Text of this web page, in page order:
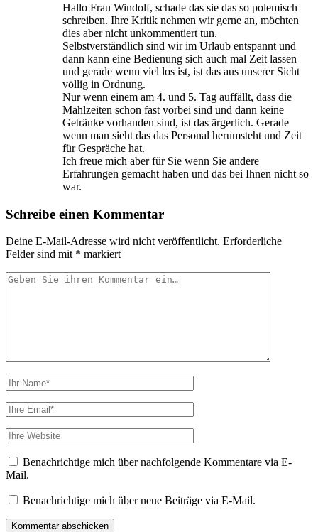
Hallo Frau Windolf, schade das sie das so polemisch
schreiben. Ihre Kritik nehmen wir gerne an, möchten
dies aber nicht unkommentiert tun.
Selbstverständlich sind wir im Urlaub entspannt und
dann kann eine Bedienung sich auch mal Zeit lassen
und gerade wenn viel los ist, ist das aus unserer Sicht
völlig in Ordnung.
Nur wenn einem am 4. und 5. Tag auffällt, dass die
Mahlzeiten schon fast vorbei sind und dann keine
Getränke vorhanden sind, ist das ärgerlich. Gerade
wenn man sieht das das Personal herumsteht und Zeit
für Gespräche hat.
Ich freue mich aber für Sie wenn Sie andere
Erfahrungen gemacht haben und das bei Ihnen nicht so
war.
Schreibe einen Kommentar
Deine E-Mail-Adresse wird nicht veröffentlicht. Erforderliche
Felder sind mit * markiert
Ihr
Ihr
Name
Ihre
Email
Webseiten
URL
Benachrichtige mich über nachfolgende Kommentare via E-
Mail.
Benachrichtige mich über neue Beiträge via E-Mail.